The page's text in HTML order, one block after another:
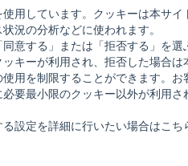
概要
会社リコー
用しています。クッキーは本サイ
況の分析などに使われます。
意する」または「拒否する」を選
キーが利用され、拒否した場合は
用を制限することができます。お
要最小限のクッキー以外が利用さ
設定を詳細に行いたい場合はこち